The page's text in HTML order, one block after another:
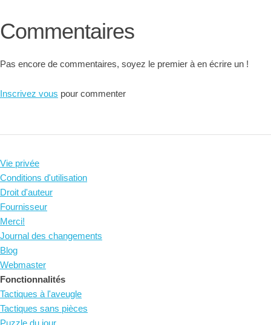
Commentaires
Pas encore de commentaires, soyez le premier à en écrire un !
Inscrivez vous pour commenter
Vie privée
Conditions d'utilisation
Droit d'auteur
Fournisseur
Merci!
Journal des changements
Blog
Webmaster
Fonctionnalités
Tactiques à l'aveugle
Tactiques sans pièces
Puzzle du jour